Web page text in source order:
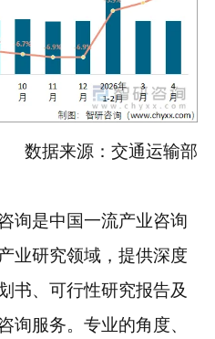
数据来源：交通运输部
询是中国一流产业咨询
业研究领域，提供深度
书、可行性研究报告及
询服务。专业的角度、